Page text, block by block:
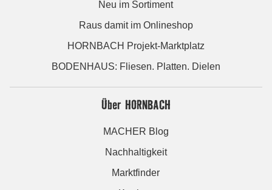
Neu im Sortiment
Raus damit im Onlineshop
HORNBACH Projekt-Marktplatz
BODENHAUS: Fliesen. Platten. Dielen
Über HORNBACH
MACHER Blog
Nachhaltigkeit
Marktfinder